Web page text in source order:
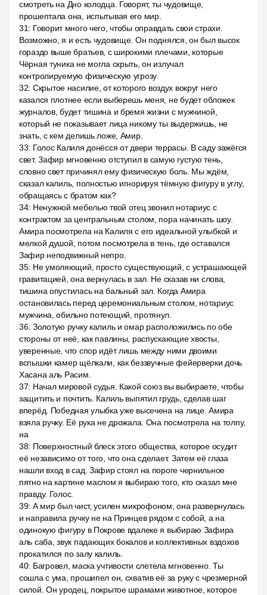
смотреть на Дно колодца. Говорят, ты чудовище,
прошептала она, испытывая его мир.
31: Говорит много чего, чтобы оправдать свои страхи.
Возможно, я и есть чудовище. Он поднялся, он был высок
гораздо выше братьев, с широкими плечами, которые
Чёрная туника не могла скрыть, он излучал
контролируемую физическую угрозу.
32: Скрытое насилие, от которого воздух вокруг него
казался плотнее если выберешь меня, не будет обложек
журналов, будет тишина и бремя жизни с мужчиной,
который не показывает лица никому ты выдержишь, не
знать, с кем делишь ложе, Амир.
33: Голос Калиля донёсся от двери террасы. В саду зажёгся
свет. Зафир мгновенно отступил в самую густую тень,
словно свет причинял ему физическую боль. Мы ждём,
сказал калиль, полностью игнорируя тёмную фигуру в углу,
обращаясь с братом как?
34: Ненужной мебелью твой отец звонил нотариус с
контрактом за центральным столом, пора начинать шоу.
Амира посмотрела на Калиля с его идеальной улыбкой и
мелкой душой, потом посмотрела в тень, где оставался
Зафир неподвижный непро.
35: Не умоляющий, просто существующий, с устрашающей
гравитацией, она вернулась в зал. Не сказав ни слова,
тишина опустилась на бальный зал. Когда Амира
остановилась перед церемониальным столом, нотариус
мужчина, обильно потеющий, протянул.
36: Золотую ручку калиль и омар расположились по обе
стороны от неё, как павлины, распускающие хвосты,
уверенные, что спор идёт лишь между ними двоими
вспышки камер щёлкали, как беззвучные фейерверки дочь
Хасана аль Расим.
37: Начал мировой судья. Какой союз вы выбираете, чтобы
защитить и почтить. Калиль выпятил грудь, сделав шаг
вперёд. Победная улыбка уже высечена на лице. Амира
взяла ручку. Её рука не дрожала. Она посмотрела на толпу,
на
38: Поверхностный блеск этого общества, которое осудит
её независимо от того, что она сделает. Затем её глаза
нашли вход в сад. Зафир стоял на пороге чернильное
пятно на картине маслом я выбираю того, кто сказал мне
правду. Голос.
39: А мир был чист, усилен микрофоном, она развернулась
и направила ручку не на Принцев рядом с собой, а на
одинокую фигуру в Покрове вдалеке я выбираю Зафира
аль саба, звук падающих бокалов и коллективных вздохов
прокатился по залу калиль.
40: Багровел, маска учтивости слетела мгновенно. Ты
сошла с ума, прошипел он, схватив её за руку с чрезмерной
силой. Он уродец, покрытое шрамами животное, которое